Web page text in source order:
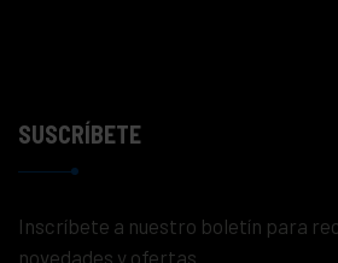
SUSCRÍBETE
Inscríbete a nuestro boletín para
novedades y ofertas.